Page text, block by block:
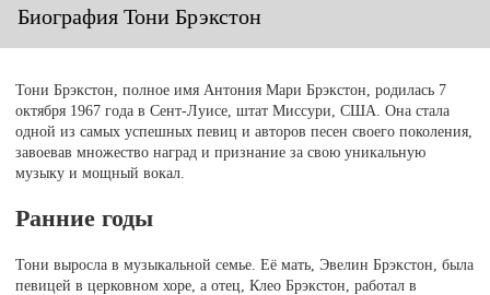
Биография Тони Брэкстон
Тони Брэкстон, полное имя Антония Мари Брэкстон, родилась 7
октября 1967 года в Сент-Луисе, штат Миссури, США. Она стала
одной из самых успешных певиц и авторов песен своего поколения,
завоевав множество наград и признание за свою уникальную
музыку и мощный вокал.
Ранние годы
Тони выросла в музыкальной семье. Её мать, Эвелин Брэкстон, была
певицей в церковном хоре, а отец, Клео Брэкстон, работал в